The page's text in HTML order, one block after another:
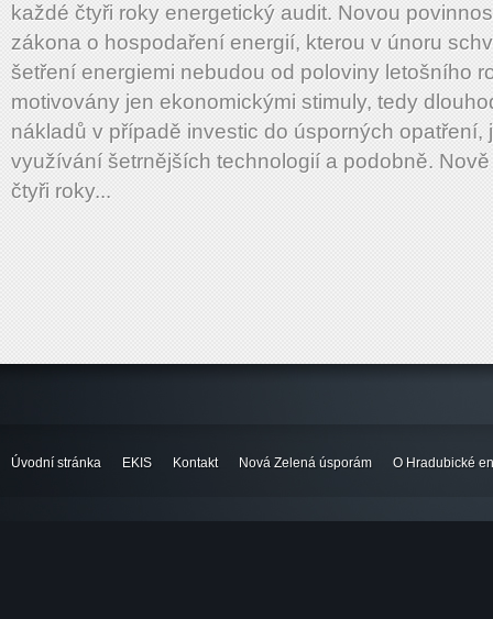
každé čtyři roky energetický audit. Novou
zákona o hospodaření energií, kterou v únoru
šetření energiemi nebudou od poloviny letošního
motivovány jen ekonomickými stimuly, tedy
nákladů v případě investic do úsporných opatření,
využívání šetrnějších technologií a podobně.
čtyři roky...
Úvodní stránka EKIS Kontakt Nová Zelená úsporám O Hradubické